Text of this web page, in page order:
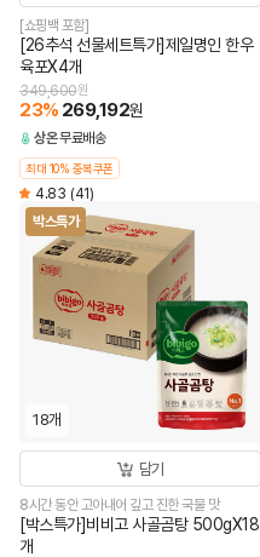
[쇼핑백 포함]
[26추석 선물세트특가]제일명인 한우
육포X4개
349,600원
23% 269,192원
상온무료배송
최대 10% 중복쿠폰
4.83 (41)
박스특가
18개
담기
8시간 동안 고아내어 깊고 진한 국물 맛
[박스특가]비비고 사골곰탕 500gX18
개